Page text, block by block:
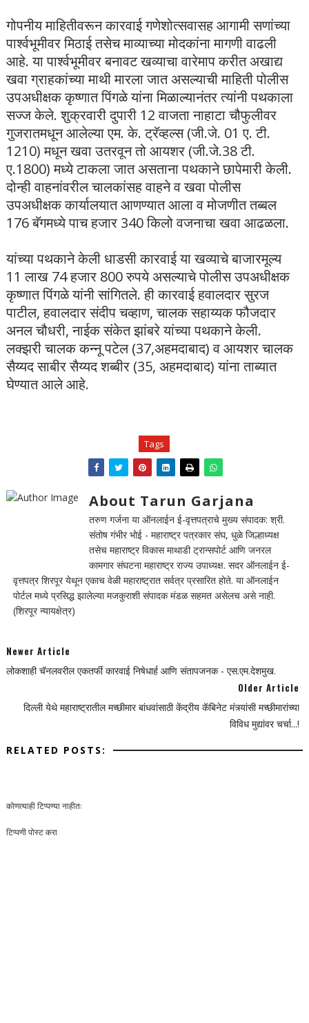
गोपनीय माहितीवरून कारवाई गणेशोत्सवासह आगामी सणांच्या
पार्श्वभूमीवर मिठाई तसेच माव्याच्या मोदकांना मागणी वाढली
आहे. या पार्श्वभूमीवर बनावट खव्याचा वारेमाप करीत अखाद्य
खवा ग्राहकांच्या माथी मारला जात असल्याची माहिती पोलीस
उपअधीक्षक कृष्णात पिंगळे यांना मिळाल्यानंतर त्यांनी पथकाला
सज्ज केले. शुक्रवारी दुपारी 12 वाजता नाहाटा चौफुलीवर
गुजरातमधून आलेल्या एम. के. ट्रॅव्हल्स (जी.जे. 01 ए. टी.
1210) मधून खवा उतरवून तो आयशर (जी.जे.38 टी.
ए.1800) मध्ये टाकला जात असताना पथकाने छापेमारी केली.
दोन्ही वाहनांवरील चालकांसह वाहने व खवा पोलीस
उपअधीक्षक कार्यालयात आणण्यात आला व मोजणीत तब्बल
176 बॅगमध्ये पाच हजार 340 किलो वजनाचा खवा आढळला.
यांच्या पथकाने केली धाडसी कारवाई या खव्याचे बाजारमूल्य
11 लाख 74 हजार 800 रुपये असल्याचे पोलीस उपअधीक्षक
कृष्णात पिंगळे यांनी सांगितले. ही कारवाई हवालदार सुरज
पाटील, हवालदार संदीप चव्हाण, चालक सहाय्यक फौजदार
अनल चौधरी, नाईक संकेत झांबरे यांच्या पथकाने केली.
लक्झरी चालक कन्नू पटेल (37,अहमदाबाद) व आयशर चालक
सैय्यद साबीर सैय्यद शब्बीर (35, अहमदाबाद) यांना ताब्यात
घेण्यात आले आहे.
Tags
About Tarun Garjana
तरुण गर्जना या ऑनलाईन ई-वृत्तपत्राचे मुख्य संपादक: श्री.
संतोष गंभीर भोई - महाराष्ट्र पत्रकार संघ, धुळे जिल्हाध्यक्ष
तसेच महाराष्ट्र विकास माथाडी ट्रान्सपोर्ट आणि जनरल
कामगार संघटना महाराष्ट्र राज्य उपाध्यक्ष. सदर ऑनलाईन ई-
वृत्तपत्र शिरपूर येथून एकाच वेळी महाराष्ट्रात सर्वत्र प्रसारित होते. या ऑनलाईन
पोर्टल मध्ये प्रसिद्ध झालेल्या मजकुराशी संपादक मंडळ सहमत असेलच असे नाही.
(शिरपूर न्यायक्षेत्र)
Newer Article
लोकशाही चॅनलवरील एकतर्फी कारवाई निषेधार्ह आणि संतापजनक - एस.एम.देशमुख.
Older Article
दिल्ली येथे महाराष्ट्रातील मच्छीमार बांधवांसाठी केंद्रीय कॅबिनेट मंत्र्यांसी मच्छीमारांच्या
विविध मुद्यांवर चर्चा...!
RELATED POSTS:
कोणत्याही टिप्पण्‍या नाहीत:
टिप्पणी पोस्ट करा